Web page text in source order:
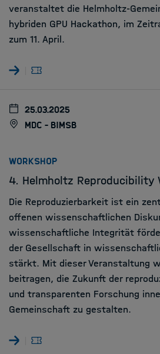
veranstaltet die Helmholtz-
hybriden GPU Hackathon, im
zum 11. April.
25.03.2025
MDC - BIMSB
WORKSHOP:
4. Helmholtz Reproducibility
Die Reproduzierbarkeit ist ein
offenen wissenschaftlichen
wissenschaftliche Integrität
der Gesellschaft in
stärkt. Mit dieser Veranstaltung
beitragen, die Zukunft der
und transparenten Forschung
Gemeinschaft zu gestalten.